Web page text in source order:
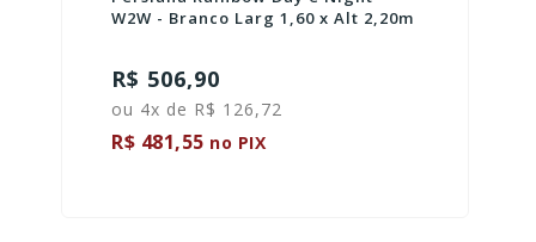
W2W - Branco Larg 1,60 x Alt 2,20m
R$ 506,90
ou 4x de R$ 126,72
R$ 481,55 no PIX